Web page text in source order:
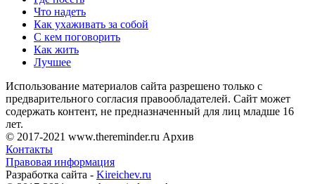
Что надеть
Как ухаживать за собой
С кем поговорить
Как жить
Лучшее
Использование материалов сайта разрешено только с
предварительного согласия правообладателей. Сайт может
содержать контент, не предназначенный для лиц младше 16
лет.
© 2017-2021 www.thereminder.ru Архив
Контакты
Правовая информация
Разработка сайта - Kireichev.ru